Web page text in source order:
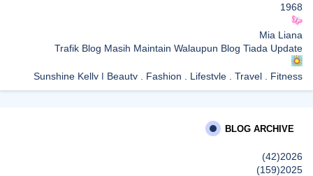
1968
Mia Liana
Trafik Blog Masih Maintain Walaupun Blog Tiada Update
Sunshine Kelly | Beauty . Fashion . Lifestyle . Travel . Fitness
Best New Apps of 2026: 8 Fresh Downloads Worth Trying
Tried Every Cream for Your Pigmentation? Here's Why Pico Laser
إظهار الكل
BLOG ARCHIVE
2026
(42)
2025
(159)